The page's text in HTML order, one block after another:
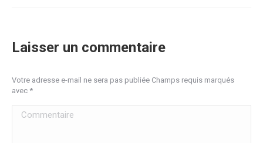
Laisser un commentaire
Votre adresse e-mail ne sera pas publiée Champs requis marqués
avec *
Commentaire